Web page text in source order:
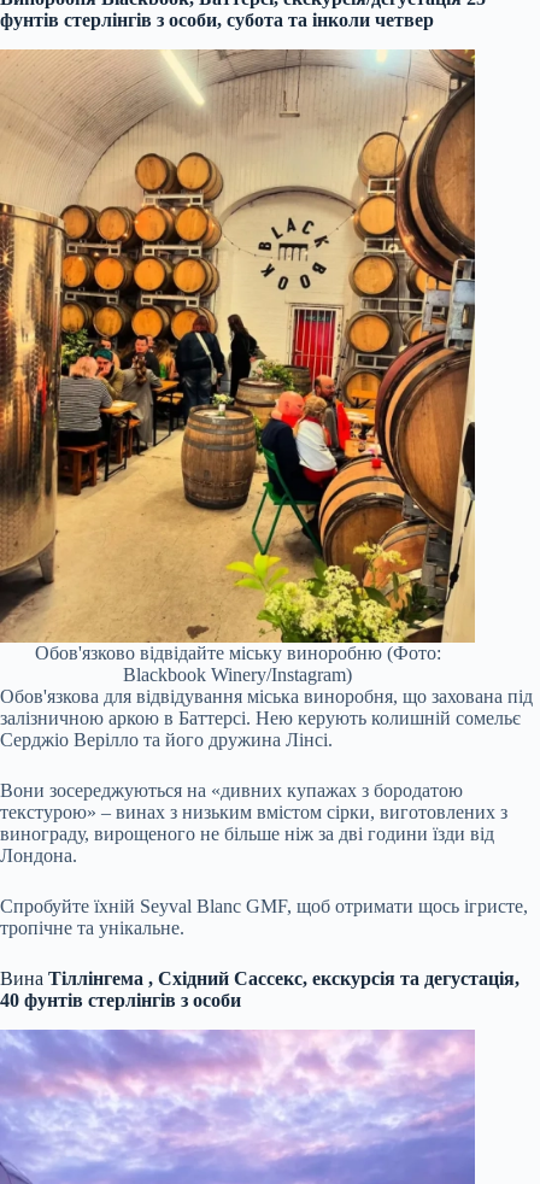
фунтів стерлінгів з особи, субота та інколи четвер
Обов'язково відвідайте міську виноробню (Фото:
Blackbook Winery/Instagram)
Обов'язкова для відвідування міська виноробня, що захована під
залізничною аркою в Баттерсі. Нею керують колишній сомельє
Серджіо Верілло та його дружина Лінсі.
Вони зосереджуються на «дивних купажах з бородатою
текстурою» – винах з низьким вмістом сірки, виготовлених з
винограду, вирощеного не більше ніж за дві години їзди від
Лондона.
Спробуйте їхній Seyval Blanc GMF, щоб отримати щось ігристе,
тропічне та унікальне.
Вина Тіллінгема , Східний Сассекс, екскурсія та дегустація,
40 фунтів стерлінгів з особи